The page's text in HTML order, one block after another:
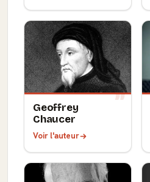
Geoffrey
Chaucer
Voir l'auteur